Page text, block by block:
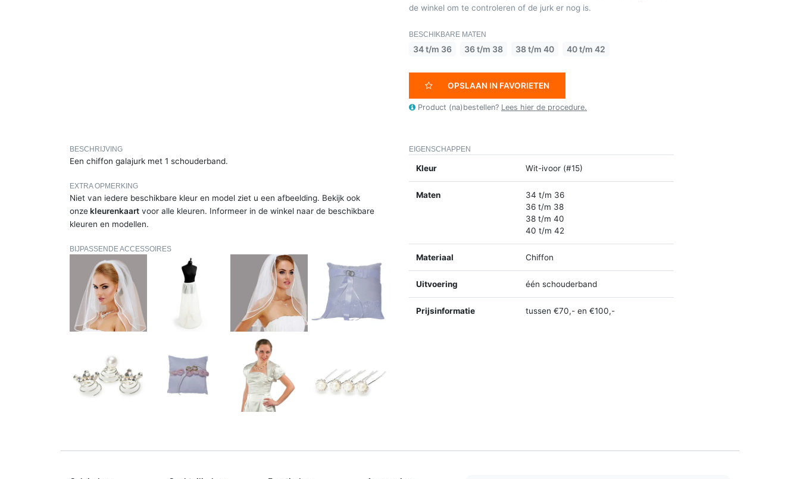
de winkel om te controleren of de jurk er nog is.
BESCHIKBARE MATEN
34 t/m 36 36 t/m 38 38 t/m 40 40 t/m 42
OPSLAAN IN FAVORIETEN
Product (na)bestellen? Lees hier de procedure.
BESCHRIJVING
Een chiffon galajurk met 1 schouderband.
EXTRA OPMERKING
Niet van iedere beschikbare kleur en model ziet u een afbeelding. Bekijk ook
onzekleurenkaart voor alle kleuren. Informeer in de winkel naar de beschikbare
kleuren en modellen.
BIJPASSENDE ACCESSOIRES
EIGENSCHAPPEN
Kleur Wit-ivoor (#15)
Maten
34 t/m 36
36 t/m 38
38 t/m 40
40 t/m 42
Materiaal Chiffon
Uitvoering één schouderband
Prijsinformatie tussen €70,- en €100,-